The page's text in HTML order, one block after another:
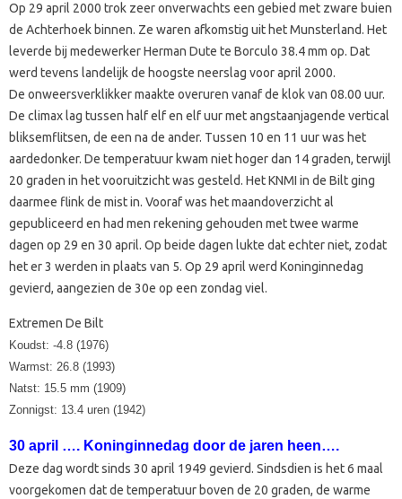
Op 29 april 2000 trok zeer onverwachts een gebied met zware buien
de Achterhoek binnen. Ze waren afkomstig uit het Munsterland. Het
leverde bij medewerker Herman Dute te Borculo 38.4 mm op. Dat
werd tevens landelijk de hoogste neerslag voor april 2000.
De onweersverklikker maakte overuren vanaf de klok van 08.00 uur.
De climax lag tussen half elf en elf uur met angstaanjagende vertical
bliksemflitsen, de een na de ander. Tussen 10 en 11 uur was het
aardedonker. De temperatuur kwam niet hoger dan 14 graden, terwijl
20 graden in het vooruitzicht was gesteld. Het KNMI in de Bilt ging
daarmee flink de mist in. Vooraf was het maandoverzicht al
gepubliceerd en had men rekening gehouden met twee warme
dagen op 29 en 30 april. Op beide dagen lukte dat echter niet, zodat
het er 3 werden in plaats van 5. Op 29 april werd Koninginnedag
gevierd, aangezien de 30e op een zondag viel.
Extremen De Bilt
Koudst: -4.8 (1976)
Warmst: 26.8 (1993)
Natst: 15.5 mm (1909)
Zonnigst: 13.4 uren (1942)
30 april …. Koninginnedag door de jaren heen….
Deze dag wordt sinds 30 april 1949 gevierd. Sindsdien is het 6 maal
voorgekomen dat de temperatuur boven de 20 graden, de warme